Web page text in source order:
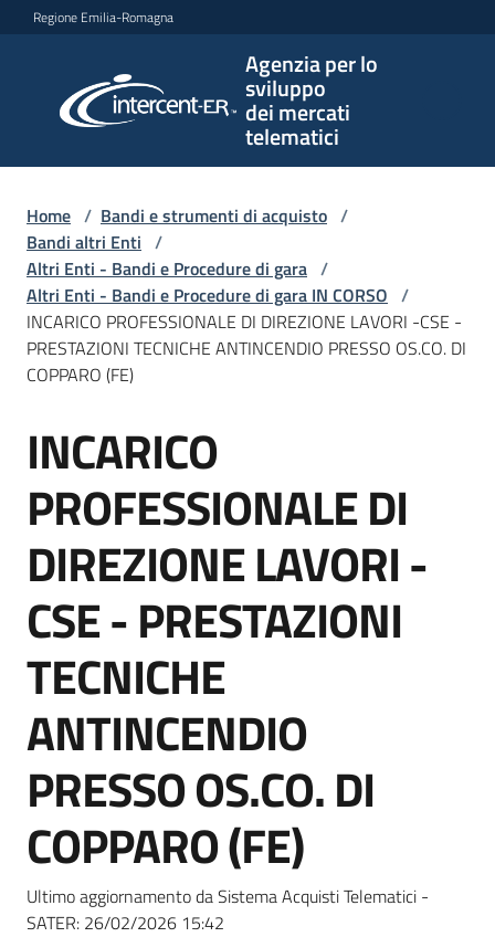
Vai al contenuto
Vai alla navigazione
Vai al footer
Regione Emilia-Romagna
Agenzia per lo
sviluppo
dei mercati
telematici
per lo
sviluppo
telematici
L'Agenzia
e
strumenti
acquisto
Supporto
Piattaforme
telematiche
site
Home / Bandi e strumenti di acquisto /
Bandi altri Enti /
Altri Enti - Bandi e Procedure di gara /
Altri Enti - Bandi e Procedure di gara IN CORSO /
INCARICO PROFESSIONALE DI DIREZIONE LAVORI -CSE -
PRESTAZIONI TECNICHE ANTINCENDIO PRESSO OS.CO. DI
COPPARO (FE)
Salta al contenuto
INCARICO
PROFESSIONALE DI
DIREZIONE LAVORI -
CSE - PRESTAZIONI
TECNICHE
ANTINCENDIO
PRESSO OS.CO. DI
COPPARO (FE)
Ultimo aggiornamento da Sistema Acquisti Telematici -
SATER: 26/02/2026 15:42